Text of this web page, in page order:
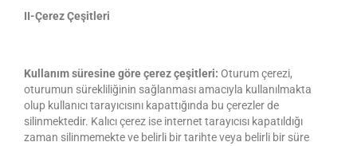
II-Çerez Çeşitleri
Kullanım süresine göre çerez çeşitleri: Oturum çerezi,
oturumun sürekliliğinin sağlanması amacıyla kullanılmakta
olup kullanıcı tarayıcısını kapattığında bu çerezler de
silinmektedir. Kalıcı çerez ise internet tarayıcısı kapatıldığı
zaman silinmemekte ve belirli bir tarihte veya belirli bir süre